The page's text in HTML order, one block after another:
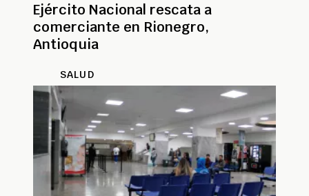
Ejército Nacional rescata a
comerciante en Rionegro,
Antioquia
SALUD